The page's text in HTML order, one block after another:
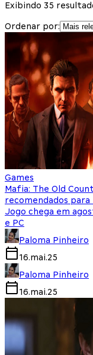
Exibindo 35
Ordenar por:
Games
Mafia: The Old
recomendados para
Jogo chega em
e PC
Paloma Pinheiro
16.mai.25
Paloma Pinheiro
16.mai.25